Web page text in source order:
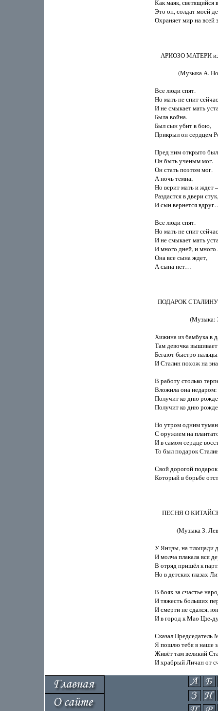
Как маяк, светящийся
Это он, солдат моей
Охраняет мир на всей
АРИОЗО МАТЕРИ
(Музыка
Все люди спят.
Но мать не спит
И не смыкает мать
Была война.
Был сын убит в бою,
Прикрыл он сердцем
Пред ним открыто
Он быть ученым мог.
Он стать поэтом мог.
А ночь темна,
Но верит мать и ждет –
Раздастся в двери стук,
И сын вернется
Все люди спят.
Но мать не спит
И не смыкает мать
И много дней, и много
Она все сына ждет,
А сына нет…
ПОДАРОК
Хижина из бамбука в
Там девочка
Бегают быстро
И Сталин похож на
В работу столько
Вложила она недаром:
Получит ко дню
Получит ко дню
Но утром одним
С оружием на
И в самом сердце
То был подарок
Свой дорогой
Который в борьбе
ПЕСНЯ О
(Музыка З.
У Янцзы, на площади
И молча плакала вся
В отряд пришёл к
Но в детских глазах
В боях за счастье
И тяжесть больших
И смерти не сдался,
И в город к Мао Цзе-
Сказал Председатель
Я пошлю тебя в наше
Живёт там великий